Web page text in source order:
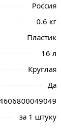
Россия
0.6 кг
Пластик
16 л
Круглая
Да
за 1 штуку